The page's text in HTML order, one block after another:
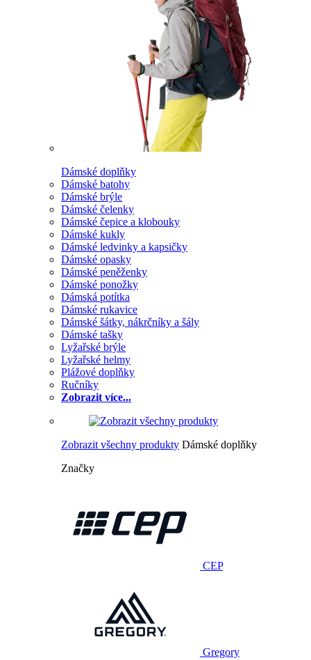
Dámské doplňky
Dámské batohy
Dámské brýle
Dámské čelenky
Dámské čepice a klobouky
Dámské kukly
Dámské ledvinky a kapsičky
Dámské opasky
Dámské peněženky
Dámské ponožky
Dámská potítka
Dámské rukavice
Dámské šátky, nákrčníky a šály
Dámské tašky
Lyžařské brýle
Lyžařské helmy
Plážové doplňky
Ručníky
Zobrazit více...
Zobrazit všechny produkty Dámské doplňky
Značky
CEP
Gregory